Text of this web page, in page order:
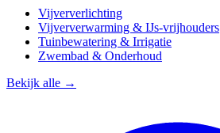
Vijververlichting
Vijververwarming & IJs-vrijhouders
Tuinbewatering & Irrigatie
Zwembad & Onderhoud
Bekijk alle →